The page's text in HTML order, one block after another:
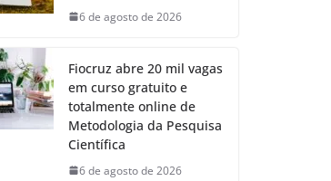
6 de agosto de 2026
Fiocruz abre 20 mil vagas
em curso gratuito e
totalmente online de
Metodologia da Pesquisa
Científica
6 de agosto de 2026